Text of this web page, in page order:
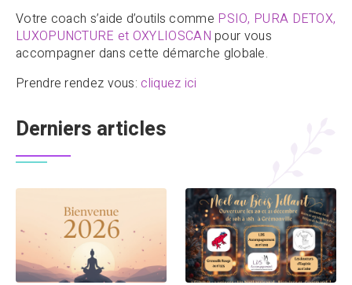
Votre coach s’aide d’outils comme PSIO, PURA DETOX,
LUXOPUNCTURE et OXYLIOSCAN pour vous
accompagner dans cette démarche globale.
Prendre rendez vous: cliquez ici
Derniers articles